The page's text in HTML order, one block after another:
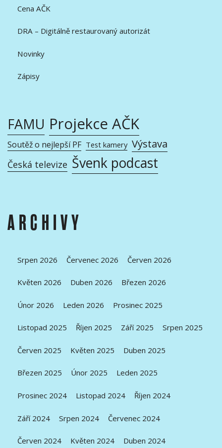
Cena AČK
DRA – Digitálně restaurovaný autorizát
Novinky
Zápisy
FAMU Projekce AČK
Soutěž o nejlepší PF Test kamery Výstava
Česká televize Švenk podcast
ARCHIVY
Srpen 2026 Červenec 2026 Červen 2026
Květen 2026 Duben 2026 Březen 2026
Únor 2026 Leden 2026 Prosinec 2025
Listopad 2025 Říjen 2025 Září 2025 Srpen 2025
Červen 2025 Květen 2025 Duben 2025
Březen 2025 Únor 2025 Leden 2025
Prosinec 2024 Listopad 2024 Říjen 2024
Září 2024 Srpen 2024 Červenec 2024
Červen 2024 Květen 2024 Duben 2024